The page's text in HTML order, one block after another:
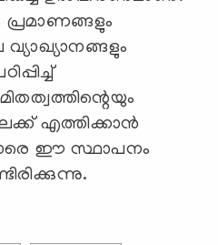
വ്യാഖ്യാനങ്ങളും
എത്തിക്കാൻ
ഈ സ്ഥാപനം